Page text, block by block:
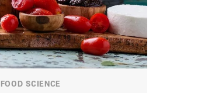
FOOD SCIENCE